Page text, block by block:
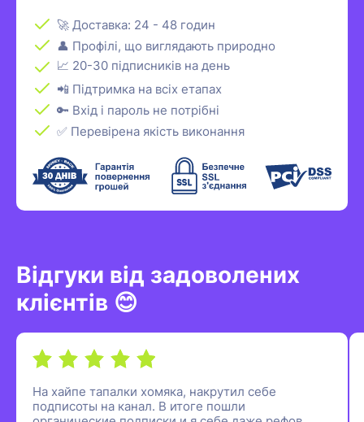
🚀 Доставка: 24 - 48 годин
👤 Профілі, що виглядають природно
📈 20-30 підписників на день
📲 Підтримка на всіх етапах
🔑 Вхід і пароль не потрібні
✅ Перевірена якість виконання
Відгуки від задоволених
клієнтів 😊
На хайпе тапалки хомяка, накрутил себе
подписоты на канал. В итоге пошли